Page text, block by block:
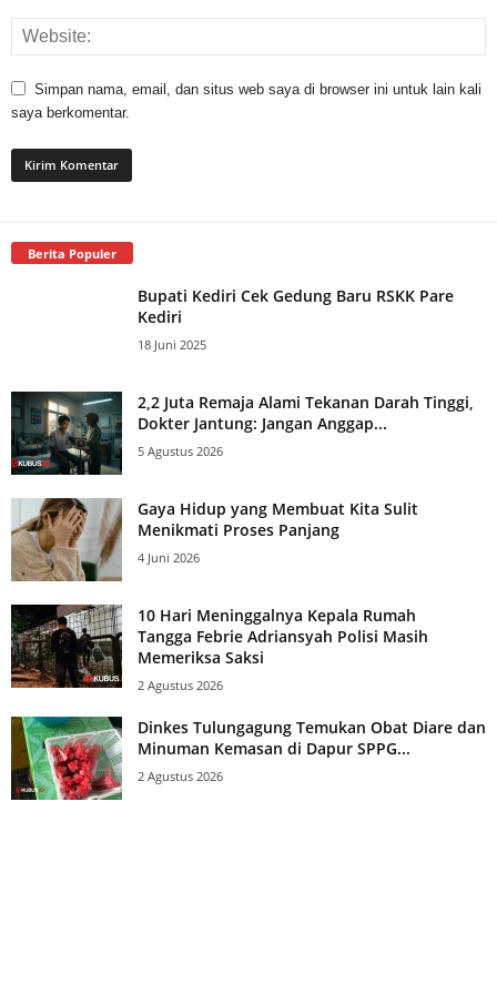
Simpan nama, email, dan situs web saya di browser ini untuk lain kali
saya berkomentar.
Berita Populer
Bupati Kediri Cek Gedung Baru RSKK Pare
Kediri
18 Juni 2025
2,2 Juta Remaja Alami Tekanan Darah Tinggi,
Dokter Jantung: Jangan Anggap...
5 Agustus 2026
Gaya Hidup yang Membuat Kita Sulit
Menikmati Proses Panjang
4 Juni 2026
10 Hari Meninggalnya Kepala Rumah
Tangga Febrie Adriansyah Polisi Masih
Memeriksa Saksi
2 Agustus 2026
Dinkes Tulungagung Temukan Obat Diare dan
Minuman Kemasan di Dapur SPPG...
2 Agustus 2026